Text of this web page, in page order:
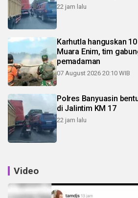
22 jam lalu
Karhutla hanguskan
Muara Enim, tim
pemadaman
07 August 2026 20:10 WIB
Polres Banyuasin
di Jalintim KM 17
22 jam lalu
Video